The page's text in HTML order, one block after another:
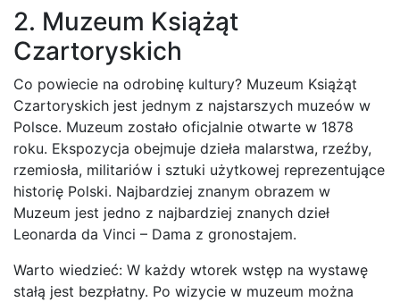
2. Muzeum Książąt
Czartoryskich
Co powiecie na odrobinę kultury? Muzeum Książąt
Czartoryskich jest jednym z najstarszych muzeów w
Polsce. Muzeum zostało oficjalnie otwarte w 1878
roku. Ekspozycja obejmuje dzieła malarstwa, rzeźby,
rzemiosła, militariów i sztuki użytkowej reprezentujące
historię Polski. Najbardziej znanym obrazem w
Muzeum jest jedno z najbardziej znanych dzieł
Leonarda da Vinci – Dama z gronostajem.
Warto wiedzieć: W każdy wtorek wstęp na wystawę
stałą jest bezpłatny. Po wizycie w muzeum można